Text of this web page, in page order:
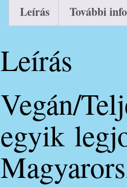
Leírás További
Leírás
Vegán/
egyik